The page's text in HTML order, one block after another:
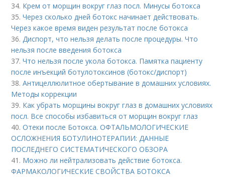
34. Крем от морщин вокруг глаз посл. Минусы ботокса
35.Через сколько дней ботокс начинает действовать.
Через какое время виден результат после ботокса
36.Диспорт, что нельзя делать после процедуры. Что
нельзя после введения ботокса
37.Что нельзя после укола ботокса. Памятка пациенту
после инъекций ботулотоксинов (ботокс/диспорт)
38.Антицеллюлитное обертывание в домашних условиях.
Методы коррекции
39. Как убрать морщины вокруг глаз в домашних условиях
посл. Все способы избавиться от морщин вокруг глаз
40.Отеки после Ботокса. ОФТАЛЬМОЛОГИЧЕСКИЕ
ОСЛОЖНЕНИЯ БОТУЛИНОТЕРАПИИ: ДАННЫЕ
ПОСЛЕДНЕГО СИСТЕМАТИЧЕСКОГО ОБЗОРА
41. Можно ли нейтрализовать действие ботокса.
ФАРМАКОЛОГИЧЕСКИЕ СВОЙСТВА БОТОКСА